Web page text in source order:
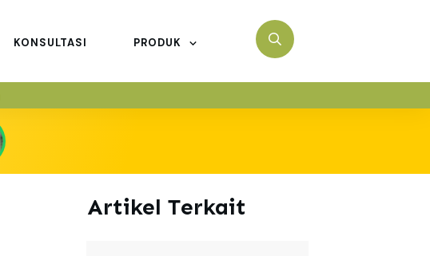
KONSULTASI PRODUK
Artikel Terkait